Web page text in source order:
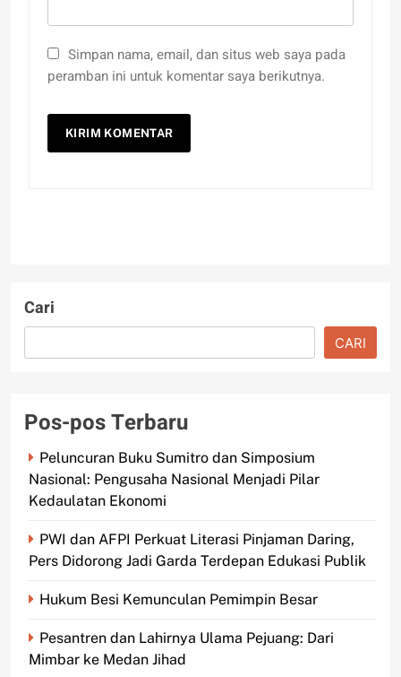
Simpan nama, email, dan situs web saya pada
peramban ini untuk komentar saya berikutnya.
Cari
CARI
Pos-pos Terbaru
Peluncuran Buku Sumitro dan Simposium
Nasional: Pengusaha Nasional Menjadi Pilar
Kedaulatan Ekonomi
PWI dan AFPI Perkuat Literasi Pinjaman Daring,
Pers Didorong Jadi Garda Terdepan Edukasi Publik
Hukum Besi Kemunculan Pemimpin Besar
Pesantren dan Lahirnya Ulama Pejuang: Dari
Mimbar ke Medan Jihad